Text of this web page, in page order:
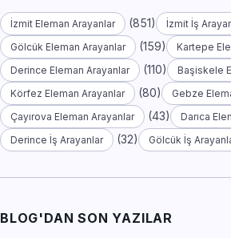
İzmit Eleman Arayanlar (851) İzmit İş
Gölcük Eleman Arayanlar (159) Kartepe
Derince Eleman Arayanlar (110) Başiskele
Körfez Eleman Arayanlar (80) Gebze
Çayırova Eleman Arayanlar (43) Darıca
Derince İş Arayanlar (32) Gölcük İş
BLOG'DAN SON YAZILAR